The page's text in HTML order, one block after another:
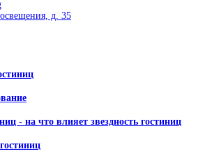
д. 35
- на что влияет звездность гостиниц